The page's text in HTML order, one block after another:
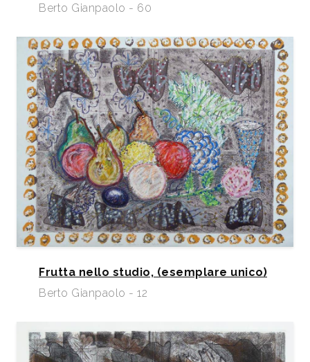
Berto Gianpaolo - 60
Frutta nello studio, (esemplare unico)
Berto Gianpaolo - 12